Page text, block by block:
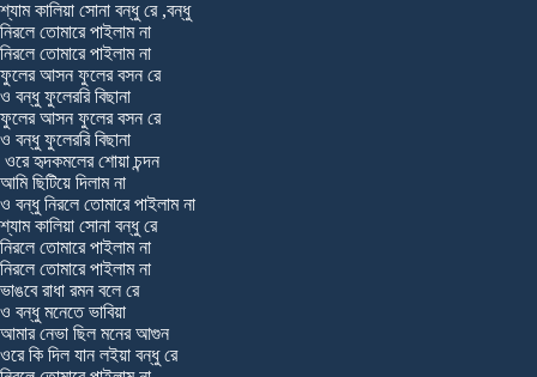
শ্যাম কালিয়া সোনা বন্ধু রে ,বন্ধু
নিরলে তোমারে পাইলাম না
নিরলে তোমারে পাইলাম না
ফুলের আসন ফুলের বসন রে
ও বন্ধু ফুলেররি বিছানা
ফুলের আসন ফুলের বসন রে
ও বন্ধু ফুলেররি বিছানা
ওরে হৃদকমলের শোয়া চন্দন
আমি ছিটিয়ে দিলাম না
ও বন্ধু নিরলে তোমারে পাইলাম না
শ্যাম কালিয়া সোনা বন্ধু রে
নিরলে তোমারে পাইলাম না
নিরলে তোমারে পাইলাম না
ভাঙবে রাধা রমন বলে রে
ও বন্ধু মনেতে ভাবিয়া
আমার নেভা ছিল মনের আগুন
ওরে কি দিল যান লইয়া বন্ধু রে